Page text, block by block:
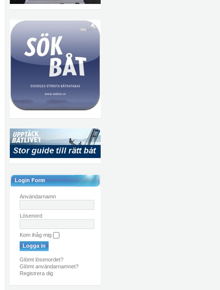
Login Form
Användarnamn
Lösenord
Kom ihåg mig
Glömt lösenordet?
Glömt användarnamnet?
Registrera dig